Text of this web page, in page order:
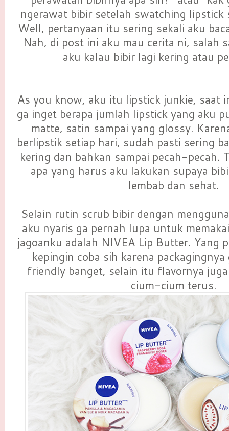
ngerawat bibir setelah swatching lipstick
Well, pertanyaan itu sering sekali aku
Nah, di post ini aku mau cerita ni, salah
aku kalau bibir lagi kering atau
As you know, aku itu lipstick junkie, saat
ga inget berapa jumlah lipstick yang aku
matte, satin sampai yang glossy.
berlipstik setiap hari, sudah pasti sering
kering dan bahkan sampai pecah-pecah.
apa yang harus aku lakukan supaya
lembab dan sehat.
Selain rutin scrub bibir dengan
aku nyaris ga pernah lupa untuk
jagoanku adalah NIVEA Lip Butter. Yang
kepingin coba sih karena
friendly banget, selain itu flavornya
cium-cium terus.